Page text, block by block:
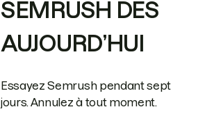
SEMRUSH DÈS
AUJOURD’HUI
Essayez Semrush pendant sept
jours. Annulez à tout moment.